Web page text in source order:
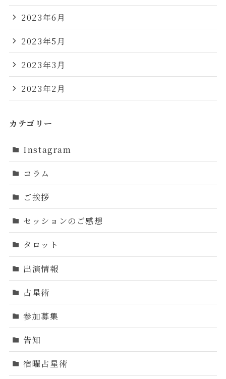
2023年6月
2023年5月
2023年3月
2023年2月
カテゴリー
Instagram
コラム
ご挨拶
セッションのご感想
タロット
出演情報
占星術
参加募集
告知
宿曜占星術